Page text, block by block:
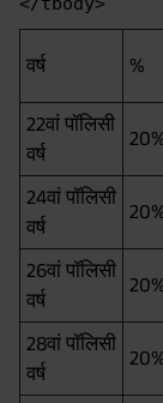
वर्ष %
22वां पॉलिसी
वर्ष
24वां पॉलिसी
वर्ष
26वां पॉलिसी
वर्ष
28वां पॉलिसी
वर्ष